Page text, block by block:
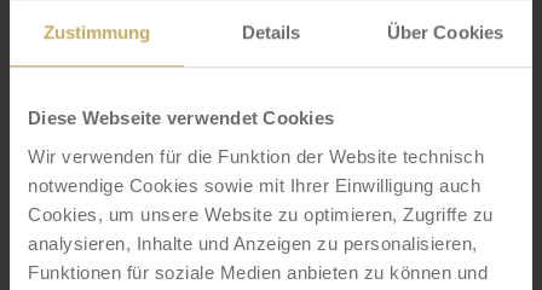
Zustimmung Details Über Cookies
Diese Webseite verwendet Cookies
Wir verwenden für die Funktion der Website technisch
notwendige Cookies sowie mit Ihrer Einwilligung auch
Cookies, um unsere Website zu optimieren, Zugriffe zu
analysieren, Inhalte und Anzeigen zu personalisieren,
Funktionen für soziale Medien anbieten zu können und
• 13.12. Nebelhorn
• 19.12. vollständiger Skibetrieb an allen Bergen
Skilift Sulzberg-Oberthannen
Für Familien und Anfänger bietet der, nur 100
Meter vom Hotel entfernte Hang, das perfekte
Terrain für Anfänger! Der Skilift Sulzberg-
Oberthannen gilt (bei ausreichender Schneelage)